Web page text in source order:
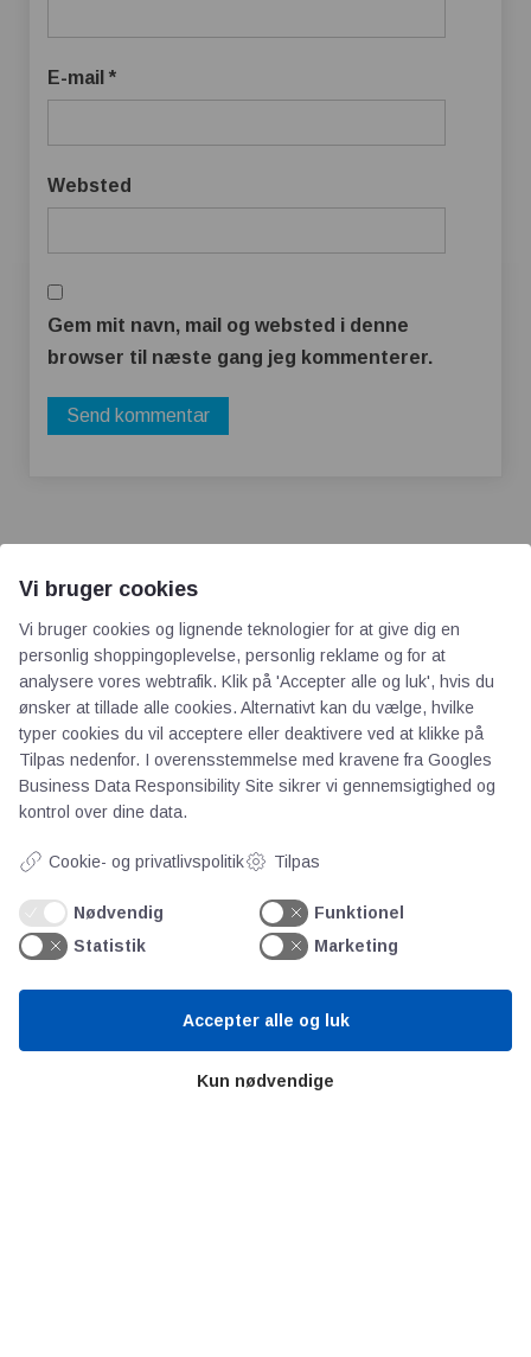
E-mail *
Websted
Gem mit navn, mail og websted i denne
browser til næste gang jeg kommenterer.
AOT
Om os
Priser
Kontakt
Persondata
Teknologisk Institut
Bitva
Litteratur
Vi bruger cookies
Vi bruger cookies og lignende teknologier for at give dig en
personlig shoppingoplevelse, personlig reklame og for at
analysere vores webtrafik. Klik på 'Accepter alle og luk', hvis du
ønsker at tillade alle cookies. Alternativt kan du vælge, hvilke
typer cookies du vil acceptere eller deaktivere ved at klikke på
Tilpas nedenfor. I overensstemmelse med kravene fra Googles
Business Data Responsibility Site sikrer vi gennemsigtighed og
kontrol over dine data.
Cookie- og privatlivspolitik Tilpas
Nødvendig
Funktionel
Statistik
Marketing
Kun nødvendige
Accepter alle og luk